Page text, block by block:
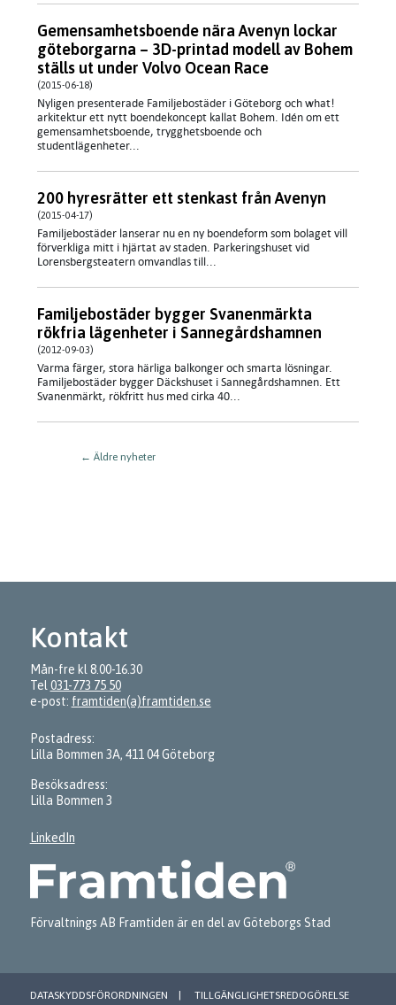
Gemensamhetsboende nära Avenyn lockar
göteborgarna – 3D-printad modell av Bohem
ställs ut under Volvo Ocean Race
(2015-06-18)
​Nyligen presenterade Familjebostäder i Göteborg och what!
arkitektur ett nytt boendekoncept kallat Bohem. Idén om ett
gemensamhetsboende, trygghetsboende och
studentlägenheter...
200 hyresrätter ett stenkast från Avenyn
(2015-04-17)
Familjebostäder lanserar nu en ny boendeform som bolaget vill
förverkliga mitt i hjärtat av staden. Parkeringshuset vid
Lorensbergsteatern omvandlas till...
Familjebostäder bygger Svanenmärkta
rökfria lägenheter i Sannegårdshamnen
(2012-09-03)
Varma färger, stora härliga balkonger och smarta lösningar.
Familjebostäder bygger Däckshuset i Sannegårdshamnen. Ett
Svanenmärkt, rökfritt hus med cirka 40...
← Äldre nyheter
Kontakt
Mån-fre kl 8.00-16.30
Tel 031-773 75 50
e-post: framtiden(a)framtiden.se
Postadress:
Lilla Bommen 3A, 411 04 Göteborg
Besöksadress:
Lilla Bommen 3
LinkedIn
Förvaltnings AB Framtiden är en del av Göteborgs Stad
DATASKYDDSFÖRORDNINGEN TILLGÄNGLIGHETSREDOGÖRELSE